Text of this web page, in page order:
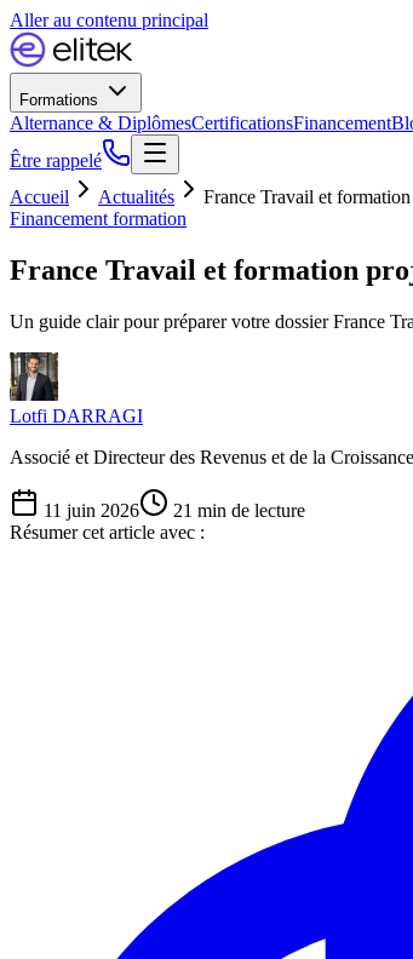
Aller au contenu principal
Formations
Alternance & DiplômesCertificationsFinancement
Être rappelé
Accueil
Actualités
France Travail et
Financement formation
France Travail et formation
Un guide clair pour préparer votre dossier France
Lotfi DARRAGI
Associé et Directeur des Revenus et de la Croissance
11 juin 2026 21 min de lecture
Résumer cet article avec :